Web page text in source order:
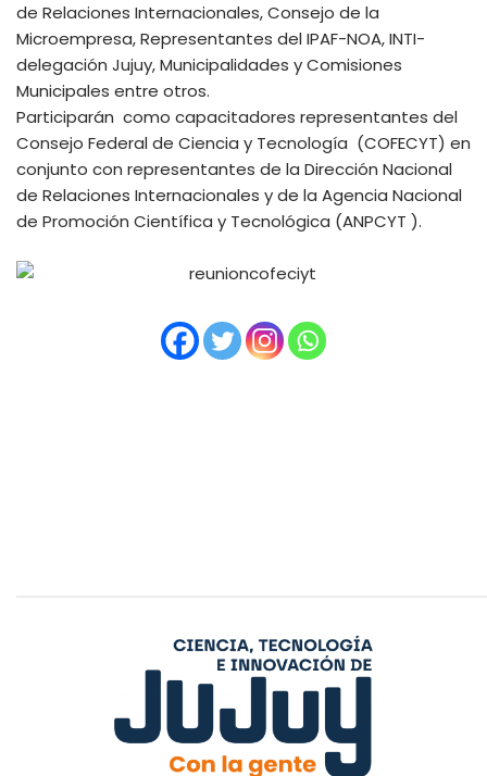
de Relaciones Internacionales, Consejo de la
Microempresa, Representantes del IPAF-NOA, INTI-
delegación Jujuy, Municipalidades y Comisiones
Municipales entre otros.
Participarán como capacitadores representantes del
Consejo Federal de Ciencia y Tecnología (COFECYT) en
conjunto con representantes de la Dirección Nacional
de Relaciones Internacionales y de la Agencia Nacional
de Promoción Científica y Tecnológica (ANPCYT ).